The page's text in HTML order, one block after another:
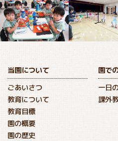
当園について
ごあいさつ
教育について
教育目標
園の概要
園の歴史
園で
一日
課外